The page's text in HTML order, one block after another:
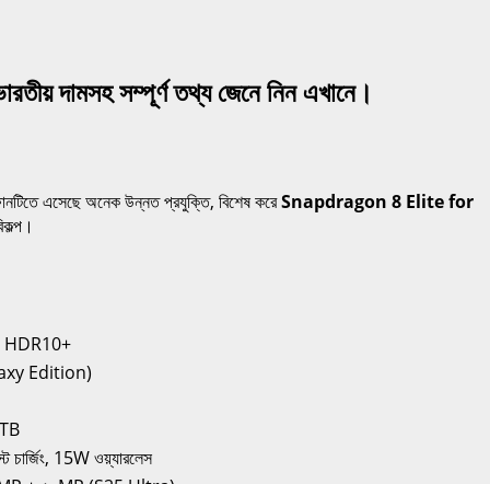
দামসহ সম্পূর্ণ তথ্য জেনে নিন এখানে।
এসেছে অনেক উন্নত প্রযুক্তি, বিশেষ করেSnapdragon 8 Elite for
Edition)
15W ওয়্যারলেস